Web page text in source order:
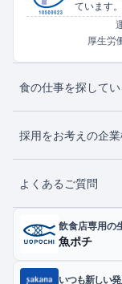
ています。
厚生労
食の仕事を探して
採用をお考えの企
よくあるご質問
飲食店専用の
魚ポチ
いつも新しい